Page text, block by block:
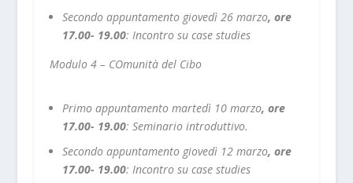
Secondo appuntamento giovedì 26 marzo, ore
17.00- 19.00: Incontro su case studies
Modulo 4 – COmunità del Cibo
Primo appuntamento martedì 10 marzo, ore
17.00- 19.00: Seminario introduttivo.
Secondo appuntamento giovedì 12 marzo, ore
17.00- 19.00: Incontro su case studies